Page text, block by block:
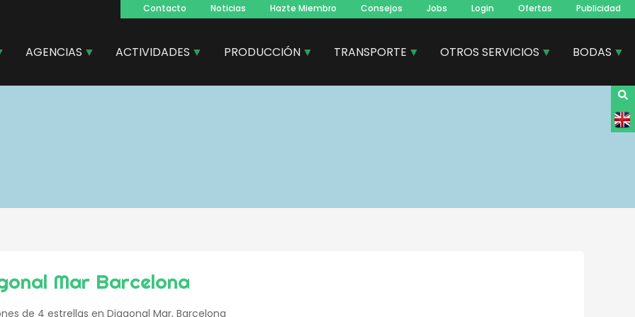
Navegacion
principal
Contacto Noticias Hazte Miembro Consejos Jobs Login Ofertas Publicidad
AGENCIAS ACTIVIDADES PRODUCCIÓN TRANSPORTE OTROS SERVICIOS BODAS
Mar Barcelona
de 4 estrellas en Diagonal Mar, Barcelona